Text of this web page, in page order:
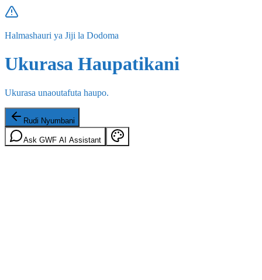
Halmashauri ya Jiji la Dodoma
Ukurasa Haupatikani
Ukurasa unaoutafuta haupo.
Rudi Nyumbani
Ask GWF AI Assistant